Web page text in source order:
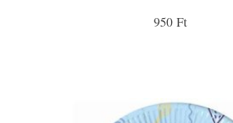
950 Ft